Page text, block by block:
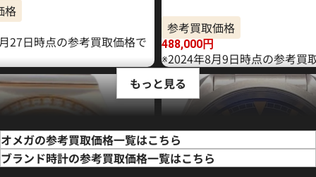
格
27日時点の参考買取価格で
参考買取価格
488,000円
※2024年8月9日時点の参考買
もっと見る
オメガの参考買取価格一覧はこちら
ブランド時計の参考買取価格一覧はこちら